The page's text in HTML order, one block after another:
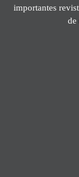
importantes
de